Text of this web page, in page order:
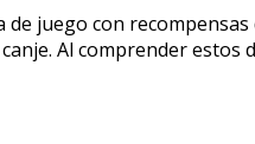
juego con
Al comprender estos